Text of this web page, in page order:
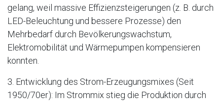
gelang, weil massive Effizienzsteigerungen (z. B. durch
LED-Beleuchtung und bessere Prozesse) den
Mehrbedarf durch Bevölkerungswachstum,
Elektromobilität und Wärmepumpen kompensieren
konnten.
3. Entwicklung des Strom-Erzeugungsmixes (Seit
1950/70er): Im Strommix stieg die Produktion durch